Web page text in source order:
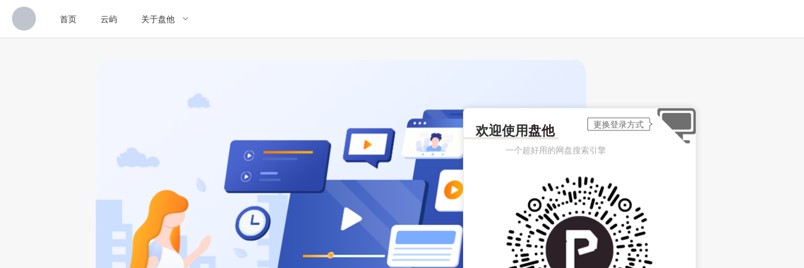
首页 云屿 关于盘他
欢迎使用盘他
一个超好用的网盘搜索引擎